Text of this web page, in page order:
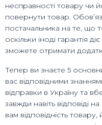
несправності товару чи
повернути товар.
постачальника на те, що
оскільки іноді гарантія
зможете отримати
Тепер ви знаєте 5
вас відповідними
відправки в Україну та
завжди навіть відповіді
вам відповідність товару,